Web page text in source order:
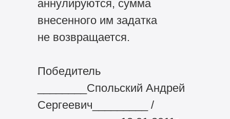
аннулируются, сумма
внесенного им задатка
не возвращается.
Победитель
________Спольский Андрей
Сергеевич_________ /